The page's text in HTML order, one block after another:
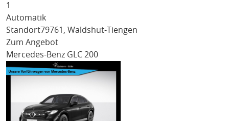
1
Automatik
Standort79761, Waldshut-Tiengen
Zum Angebot
Mercedes-Benz GLC 200